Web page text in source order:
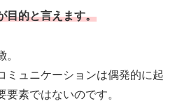
目的と言えます。
ュニケーションは偶発的に起
素ではないのです。